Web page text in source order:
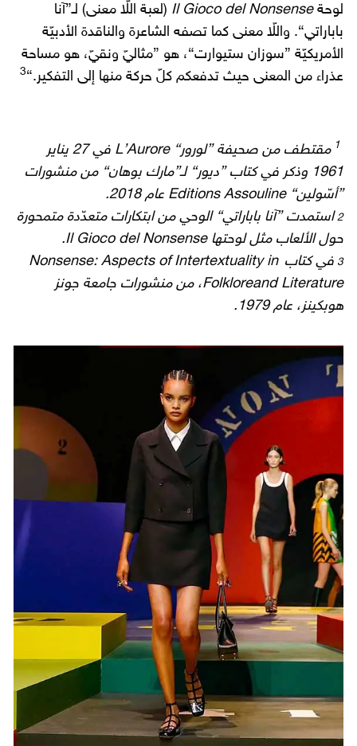
لوحةIl Gioco del Nonsense (لعبة اللّا معنى) لـ”آنا
باباراتي“. واللّا معنى كما تصفه الشاعرة والناقدة الأدبيّة
الأمريكيّة ”سوزان ستيوارت“، هو ”مثاليّ ونقيّ، هو مساحة
عذراء من المعنى حيث تدفعكم كلّ حركة منها إلى التفكير.“3
1
مقتطف من صحيفة ”لورور“ L’Aurore في 27 يناير
1961 وذكر في كتاب ”ديور“ لـ”مارك بوهان“ من منشورات
”أسّولين“ Editions Assouline عام 2018.
2 استمدت ”آنا باباراتي“ الوحي من ابتكارات متعدّدة متمحورة
حول الألعاب مثل لوحتها Il Gioco del Nonsense.
3 في كتاب Nonsense: Aspects of Intertextuality in
Folkloreand Literature، من منشورات جامعة جونز
هوبكينز، عام 1979.